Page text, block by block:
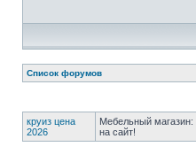
Список форумов
круиз цена
2026
Мебельный магазин:
на сайт!